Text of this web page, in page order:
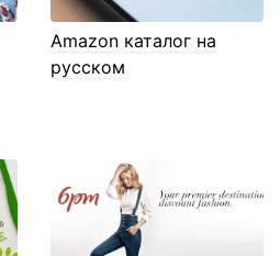
Amazon каталог на
русском